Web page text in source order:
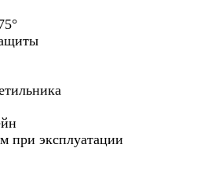
при эксплуатации